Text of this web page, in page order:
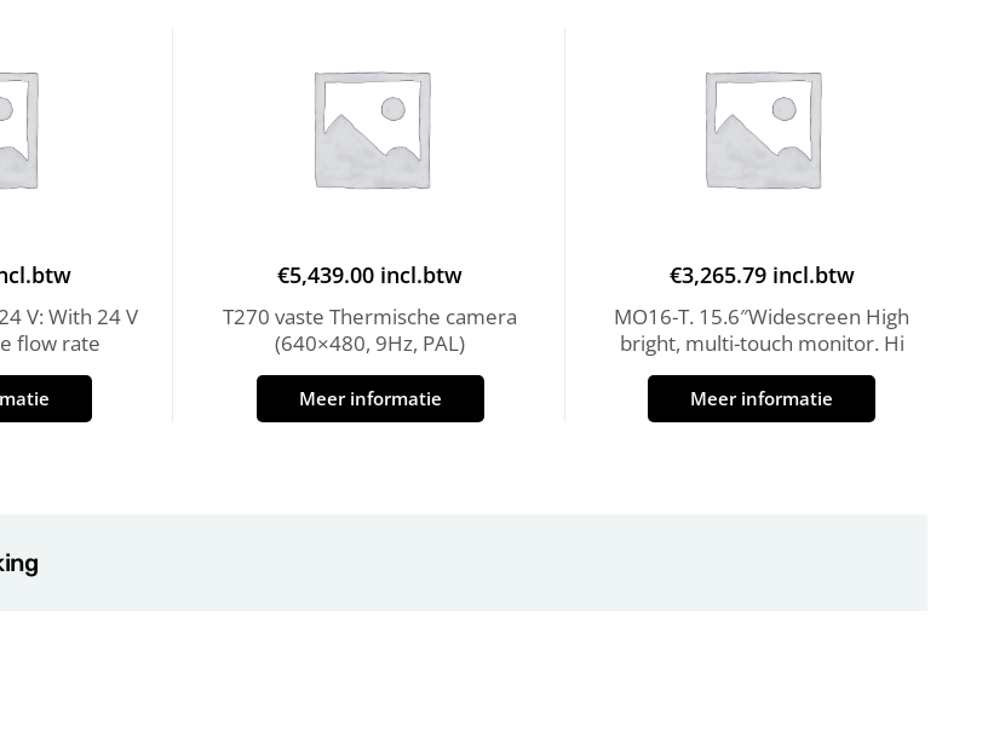
V: With 24 V
flow rate
€5,439.00 incl.btw
T270 vaste Thermische camera
(640×480, 9Hz, PAL)
Meer informatie
€3,265.79 incl.btw
MO16-T. 15.6″Widescreen High
bright, multi-touch monitor. Hi
Meer informatie